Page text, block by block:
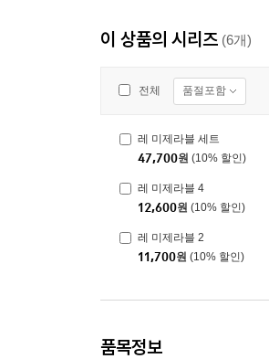
이 상품의 시리즈 (6개)
전체 품절포함
레 미제라블 세트
47,700원 (10% 할인)
레 미제라블 4
12,600원 (10% 할인)
레 미제라블 2
11,700원 (10% 할인)
품목정보